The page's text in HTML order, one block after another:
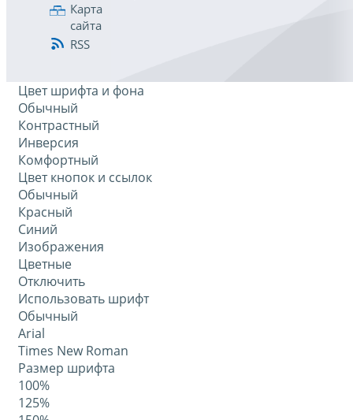
Карта
сайта
RSS
Цвет шрифта и фона
Обычный
Контрастный
Инверсия
Комфортный
Цвет кнопок и ссылок
Обычный
Красный
Синий
Изображения
Цветные
Отключить
Использовать шрифт
Обычный
Arial
Times New Roman
Размер шрифта
100%
125%